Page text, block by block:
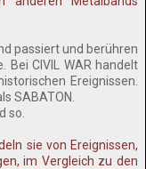
passiert und berühren
Bei CIVIL WAR handelt
Ereignissen.
SABATON.
so.
sie von Ereignissen,
im Vergleich zu den